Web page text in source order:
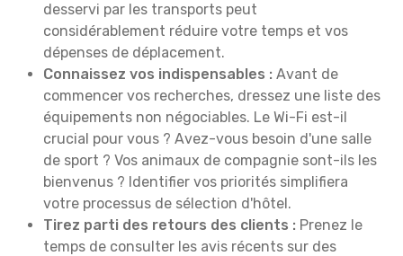
desservi par les transports peut
considérablement réduire votre temps et vos
dépenses de déplacement.
Connaissez vos indispensables : Avant de
commencer vos recherches, dressez une liste des
équipements non négociables. Le Wi-Fi est-il
crucial pour vous ? Avez-vous besoin d'une salle
de sport ? Vos animaux de compagnie sont-ils les
bienvenus ? Identifier vos priorités simplifiera
votre processus de sélection d'hôtel.
Tirez parti des retours des clients : Prenez le
temps de consulter les avis récents sur des